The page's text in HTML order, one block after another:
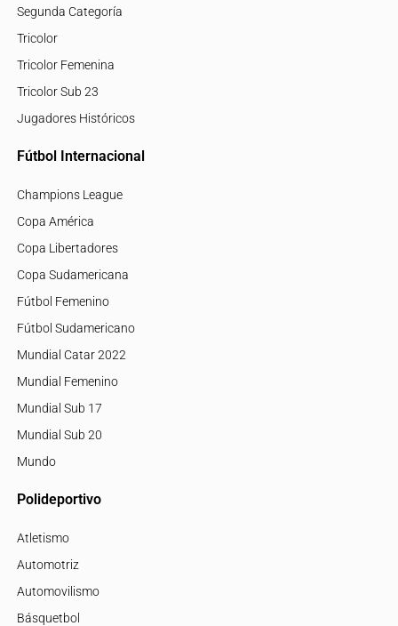
Segunda Categoría
Tricolor
Tricolor Femenina
Tricolor Sub 23
Jugadores Históricos
Fútbol Internacional
Champions League
Copa América
Copa Libertadores
Copa Sudamericana
Fútbol Femenino
Fútbol Sudamericano
Mundial Catar 2022
Mundial Femenino
Mundial Sub 17
Mundial Sub 20
Mundo
Polideportivo
Atletismo
Automotriz
Automovilismo
Básquetbol